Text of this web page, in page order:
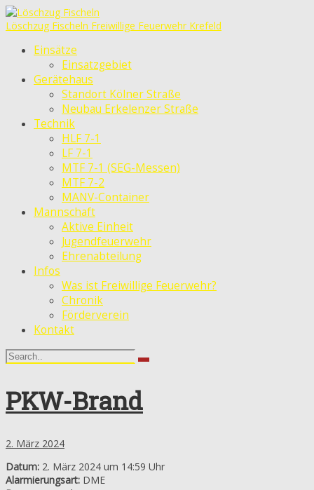
Löschzug Fischeln Freiwillige Feuerwehr Krefeld
Einsätze
Einsatzgebiet
Gerätehaus
Standort Kölner Straße
Neubau Erkelenzer Straße
Technik
HLF 7-1
LF 7-1
MTF 7-1 (SEG-Messen)
MTF 7-2
MANV-Container
Mannschaft
Aktive Einheit
Jugendfeuerwehr
Ehrenabteilung
Infos
Was ist Freiwillige Feuerwehr?
Chronik
Förderverein
Kontakt
PKW-Brand
2. März 2024
Datum: 2. März 2024 um 14:59 Uhr
Alarmierungsart: DME